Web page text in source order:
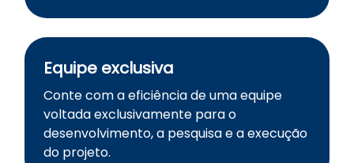
Equipe exclusiva
Conte com a eficiência de uma equipe
voltada exclusivamente para o
desenvolvimento, a pesquisa e a execução
do projeto.